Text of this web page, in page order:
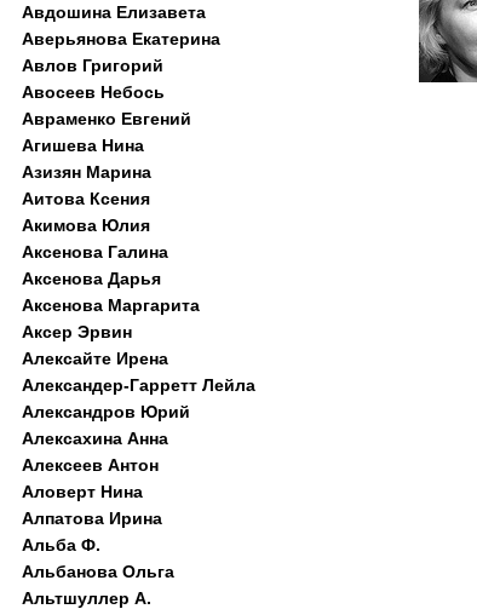
Авдошина Елизавета
Аверьянова Екатерина
Авлов Григорий
Авосеев Небось
Авраменко Евгений
Агишева Нина
Азизян Марина
Аитова Ксения
Акимова Юлия
Аксенова Галина
Аксенова Дарья
Аксенова Маргарита
Аксер Эрвин
Алексайте Ирена
Александер-Гарретт Лейла
Александров Юрий
Алексахина Анна
Алексеев Антон
Аловерт Нина
Алпатова Ирина
Альба Ф.
Альбанова Ольга
Альтшуллер А.